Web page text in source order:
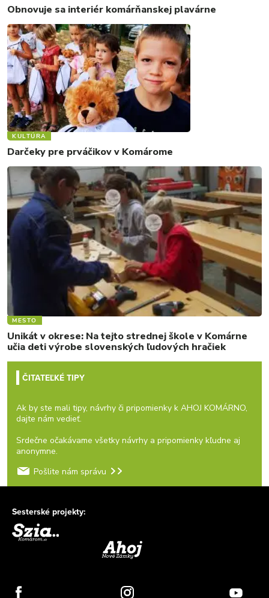
Obnovuje sa interiér komárňanskej plavárne
KULTÚRA
Darčeky pre prváčikov v Komárome
MESTO
Unikát v okrese: Na tejto strednej škole v Komárne
učia deti výrobe slovenských ľudových hračiek
ČITATEĽKÉ TIPY
Ak by ste mali tipy, návrhy či pripomienky k AHOJ KOMÁRNO,
dajte nám vedieť.
Srdečne očakávame všetky návrhy a pripomienky kľudne aj
anonymne.
Pošlite nám správu
Sesterské projekty: